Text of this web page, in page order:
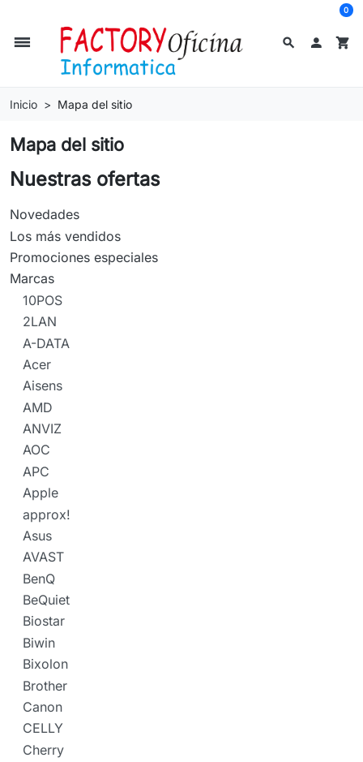
search
dehaze  shopping_cart
0
Inicio Mapa del sitio
Mapa del sitio
Nuestras ofertas
Novedades
Los más vendidos
Promociones especiales
Marcas
10POS
2LAN
A-DATA
Acer
Aisens
AMD
ANVIZ
AOC
APC
Apple
approx!
Asus
AVAST
BenQ
BeQuiet
Biostar
Biwin
Bixolon
Brother
Canon
CELLY
Cherry